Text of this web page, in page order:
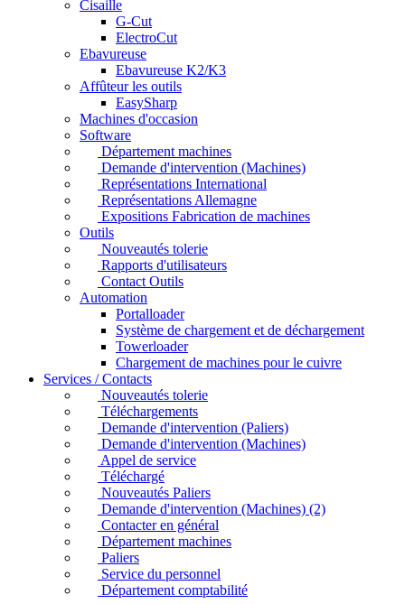
Cisaille
G-Cut
ElectroCut
Ebavureuse
Ebavureuse K2/K3
Affûteur les outils
EasySharp
Machines d'occasion
Software
Département machines
Demande d'intervention (Machines)
Représentations International
Représentations Allemagne
Expositions Fabrication de machines
Outils
Nouveautés tolerie
Rapports d'utilisateurs
Contact Outils
Automation
Portalloader
Système de chargement et de déchargement
Towerloader
Chargement de machines pour le cuivre
Services / Contacts
Nouveautés tolerie
Téléchargements
Demande d'intervention (Paliers)
Demande d'intervention (Machines)
Appel de service
Téléchargé
Nouveautés Paliers
Demande d'intervention (Machines) (2)
Contacter en général
Département machines
Paliers
Service du personnel
Département comptabilité